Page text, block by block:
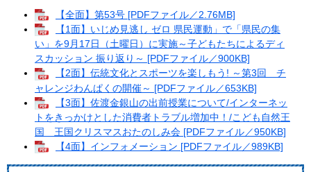
【全面】第53号 [PDFファイル／2.76MB]
【1面】いじめ見逃し ゼロ 県民運動」で「県民の集
い」を9月17日（土曜日）に実施～子どもたちによるディ
スカッション 振り返り～ [PDFファイル／900KB]
【2面】伝統文化とスポーツを楽しもう! ～第3回 チ
ャレンジわんぱくの開催～ [PDFファイル／653KB]
【3面】佐渡金銀山の出前授業について/インターネッ
トをきっかけとした消費者トラブル増加中！/こども自然王
国 王国クリスマスおたのしみ会 [PDFファイル／950KB]
【4面】インフォメーション [PDFファイル／989KB]